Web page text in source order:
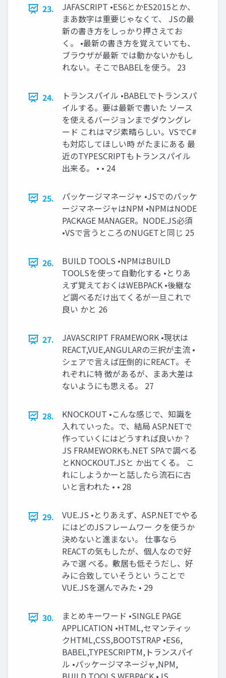
23.
JAFASCRIPT •ES6とかES2015とか、
まあ数字は重要じゃなくて、 JSの最
新の書き方をしっかり押さえてお
く。 •最新の書き方を覚えていても、
ブラウザが最新 では動かないかもし
れない。そこでBABELを使う。 23
24.
トランスパイル •BABELでトランスパ
イルする。要は最新で書いた ソース
を使えるバージョンまでダウングレ
ード これはマジ素晴らしい。VSでC#
も対応してほしい時 がたまにある 最
近のTYPESCRIPTもトランスパイル
出来る。 • • 24
25.
パッケージマネージャ •JSでのパッケ
ージマネージャはNPM •NPMはNODE
PACKAGE MANAGER。NODE.JS必須
•VSで言うところのNUGETと同じ 25
26.
BUILD TOOLS •NPMはBUILD
TOOLSを使って自動化する •とりあ
えず覚えておくはWEBPACK •後継な
ど調べるだけ出てくるが一旦これで
良い かと 26
27.
JAVASCRIPT FRAMEWORK •現状は
REACT,VUE,ANGULARの三択が主流 •
シェアで言えば圧倒的にREACT。そ
れぞれに特 徴があるが、まあ大差は
ないようにも思える。 27
28.
KNOCKOUT •こんな感じで、知識を
入れていった。で、結局 ASP.NETで
作っていくにはどうすれば良いか？
JS FRAMEWORKも.NET SPAで調べる
とKNOCKOUT.JSと か出てくる。 こ
れにしようかーと話したら流石に古
いと言われた • • 28
29.
VUE.JS •とりあえず、ASP.NETでやる
にはどのJSフレームワー クを使うか
決めないと進まない。 仕事なら
REACTの気もしたが、個人なので好
みで選 べる。敷居も低そうだし、好
みに合致していそうとい うことで
VUE.JSを選んでみた • 29
30.
まとめキーワード •SINGLE PAGE
APPLICATION •HTML,セマンティッ
クHTML,CSS,BOOTSTRAP •ES6,
BABEL,TYPESCRIPTM,トランスパイ
ル •パッケージマネージャ,NPM,